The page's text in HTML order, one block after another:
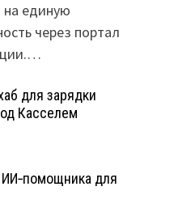
единую
через портал
для зарядки
Касселем
для